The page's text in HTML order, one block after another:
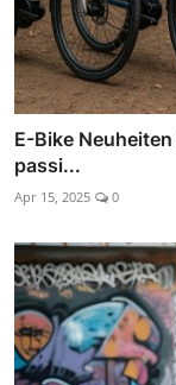
E-Bike
passi...
Apr 15, 2025 0